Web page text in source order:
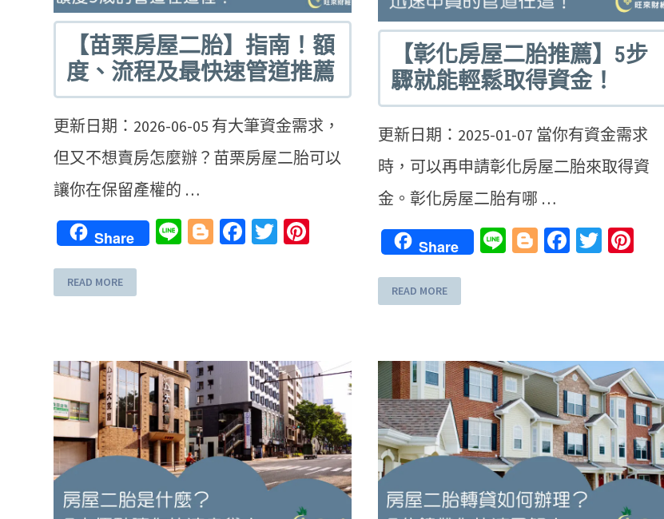
【苗栗房屋二胎】指南！額
度、流程及最快速管道推薦
更新日期：2026-06-05 有大筆資金需求，
但又不想賣房怎麼辦？苗栗房屋二胎可以
讓你在保留產權的 …
Share LineBlogger
Facebook
TwitterPinterest
READ MORE
【彰化房屋二胎推薦】5步
驟就能輕鬆取得資金！
更新日期：2025-01-07 當你有資金需求
時，可以再申請彰化房屋二胎來取得資
金。彰化房屋二胎有哪 …
Share LineBlogger
Facebook
Twitter
READ MORE